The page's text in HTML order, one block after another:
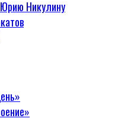
Никулину